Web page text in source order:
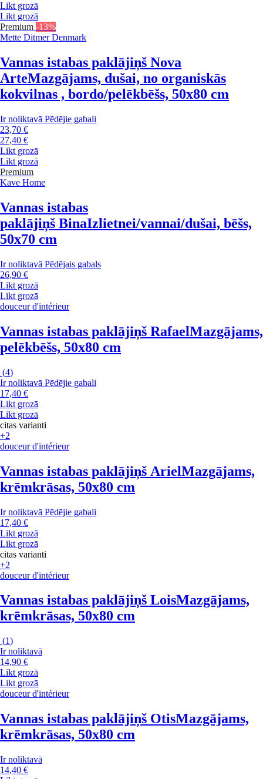
Likt grozā
Likt grozā
Premium -13%
Mette Ditmer Denmark
Vannas istabas paklājiņš Nova
ArteMazgājams, dušai, no organiskās
kokvilnas , bordo/pelēkbēšs, 50x80 cm
Ir noliktavā Pēdējie gabali
23,70 €
27,40 €
Likt grozā
Likt grozā
Premium
Kave Home
Vannas istabas
paklājiņš BinaIzlietnei/vannai/dušai, bēšs,
50x70 cm
Ir noliktavā Pēdējais gabals
26,90 €
Likt grozā
Likt grozā
douceur d'intérieur
Vannas istabas paklājiņš RafaelMazgājams,
pelēkbēšs, 50x80 cm
(4)
Ir noliktavā Pēdējie gabali
17,40 €
Likt grozā
Likt grozā
citas varianti
+2
douceur d'intérieur
Vannas istabas paklājiņš ArielMazgājams,
krēmkrāsas, 50x80 cm
Ir noliktavā Pēdējie gabali
17,40 €
Likt grozā
Likt grozā
citas varianti
+2
douceur d'intérieur
Vannas istabas paklājiņš LoisMazgājams,
krēmkrāsas, 50x80 cm
(1)
Ir noliktavā
14,90 €
Likt grozā
Likt grozā
douceur d'intérieur
Vannas istabas paklājiņš OtisMazgājams,
krēmkrāsas, 50x80 cm
Ir noliktavā
14,40 €